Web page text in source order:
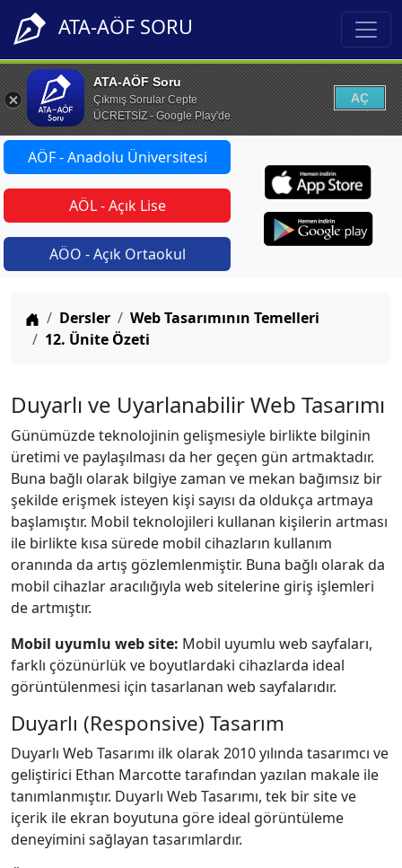
ATA-AÖF SORU
ATA-AÖF Soru
Çıkmış Sorular Cepte
ÜCRETSİZ - Google Play'de
AÇ
AÖF - Anadolu Üniversitesi
AÖL - Açık Lise
AÖO - Açık Ortaokul
Anasayfa
Dersler
Web Tasarımının Temelleri
12. Ünite Özeti
Duyarlı ve Uyarlanabilir Web Tasarımı
Günümüzde teknolojinin gelişmesiyle birlikte bilginin
üretimi ve paylaşılması da her geçen gün artmaktadır.
Buna bağlı olarak bilgiye zaman ve mekan bağımsız bir
şekilde erişmek isteyen kişi sayısı da oldukça artmaya
başlamıştır. Mobil teknolojileri kullanan kişilerin artması
ile birlikte kısa sürede mobil cihazların kullanım
oranında da artış gözlemlenmiştir. Buna bağlı olarak da
mobil cihazlar aracılığıyla web sitelerine giriş işlemleri
de artmıştır.
Mobil uyumlu web site: Mobil uyumlu web sayfaları,
farklı çözünürlük ve boyutlardaki cihazlarda ideal
görüntülenmesi için tasarlanan web sayfalarıdır.
Duyarlı (Responsive) Tasarım
Duyarlı Web Tasarımı ilk olarak 2010 yılında tasarımcı ve
geliştirici Ethan Marcotte tarafından yazılan makale ile
tanımlanmıştır. Duyarlı Web Tasarımı, tek bir site ve
içerik ile ekran boyutuna göre ideal görüntüleme
deneyimini sağlayan tasarımlardır.